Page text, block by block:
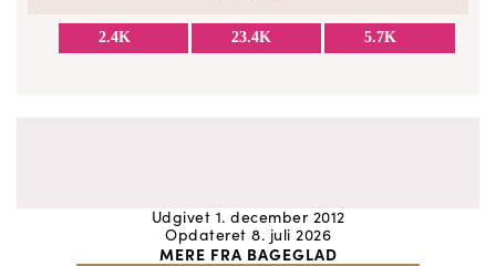
2.4K 23.4K 5.7K
Udgivet 1. december 2012
Opdateret 8. juli 2026
MERE FRA BAGEGLAD